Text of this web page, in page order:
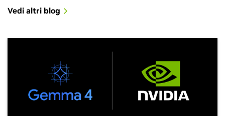
Vedi altri blog